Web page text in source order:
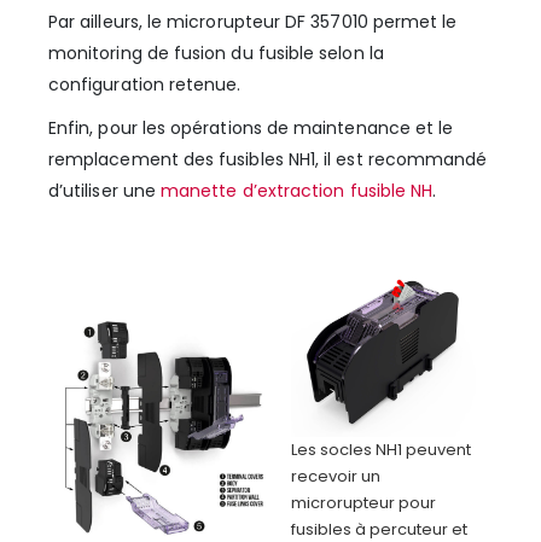
Par ailleurs, le microrupteur DF 357010 permet le
monitoring de fusion du fusible selon la
configuration retenue.
Enfin, pour les opérations de maintenance et le
remplacement des fusibles NH1, il est recommandé
d’utiliser unemanette d’extraction fusible NH.
Les socles NH1 peuvent
recevoir un
microrupteur pour
fusibles à percuteur et